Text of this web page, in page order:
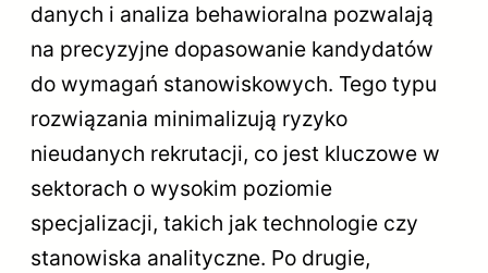
danych i analiza behawioralna pozwalają
na precyzyjne dopasowanie kandydatów
do wymagań stanowiskowych. Tego typu
rozwiązania minimalizują ryzyko
nieudanych rekrutacji, co jest kluczowe w
sektorach o wysokim poziomie
specjalizacji, takich jak technologie czy
stanowiska analityczne. Po drugie,